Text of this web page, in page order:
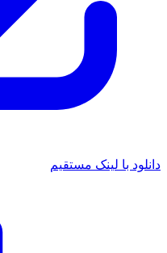
دانلود با لینک مستقیم